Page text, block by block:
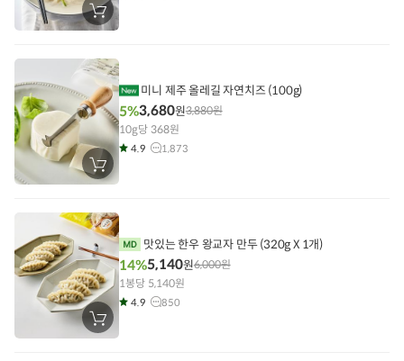
장
바
에
담
기
장
바
에
담
기
미니 제주 올레길 자연치즈 (100g)
5%3,680원3,880원
10g당 368원
4.9 1,873
장
바
맛있는 한우 왕교자 만두 (320g X 1개)
14%5,140원6,000원
1봉당 5,140원
4.9 850